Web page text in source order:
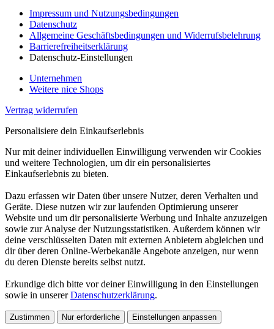
Impressum und Nutzungsbedingungen
Datenschutz
Allgemeine Geschäftsbedingungen und Widerrufsbelehrung
Barrierefreiheitserklärung
Datenschutz-Einstellungen
Unternehmen
Weitere nice Shops
Vertrag widerrufen
Personalisiere dein Einkaufserlebnis
Nur mit deiner individuellen Einwilligung verwenden wir Cookies
und weitere Technologien, um dir ein personalisiertes
Einkaufserlebnis zu bieten.
Dazu erfassen wir Daten über unsere Nutzer, deren Verhalten und
Geräte. Diese nutzen wir zur laufenden Optimierung unserer
Website und um dir personalisierte Werbung und Inhalte anzuzeigen
sowie zur Analyse der Nutzungsstatistiken. Außerdem können wir
deine verschlüsselten Daten mit externen Anbietern abgleichen und
dir über deren Online-Werbekanäle Angebote anzeigen, nur wenn
du deren Dienste bereits selbst nutzt.
Erkundige dich bitte vor deiner Einwilligung in den Einstellungen
sowie in unsererDatenschutzerklärung.
Zustimmen Nur erforderliche Einstellungen anpassen